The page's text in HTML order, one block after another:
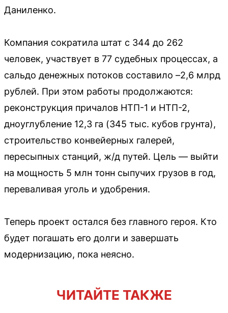
Даниленко.
Компания сократила штат с 344 до 262
человек, участвует в 77 судебных процессах, а
сальдо денежных потоков составило –2,6 млрд
рублей. При этом работы продолжаются:
реконструкция причалов НТП-1 и НТП-2,
дноуглубление 12,3 га (345 тыс. кубов грунта),
строительство конвейерных галерей,
пересыпных станций, ж/д путей. Цель — выйти
на мощность 5 млн тонн сыпучих грузов в год,
переваливая уголь и удобрения.
Теперь проект остался без главного героя. Кто
будет погашать его долги и завершать
модернизацию, пока неясно.
ЧИТАЙТЕ ТАКЖЕ